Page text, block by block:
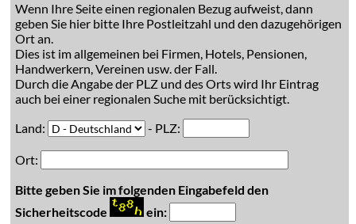
Wenn Ihre Seite einen regionalen Bezug aufweist, dann
geben Sie hier bitte Ihre Postleitzahl und den dazugehörigen
Ort an.
Dies ist im allgemeinen bei Firmen, Hotels, Pensionen,
Handwerkern, Vereinen usw. der Fall.
Durch die Angabe der PLZ und des Orts wird Ihr Eintrag
auch bei einer regionalen Suche mit berücksichtigt.
Land:
- PLZ:
Ort:
Bitte geben Sie im folgenden Eingabefeld den
Sicherheitscode
ein: